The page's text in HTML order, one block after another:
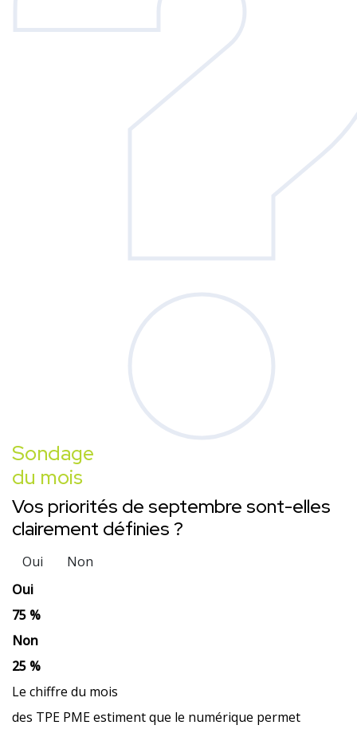
Sondage
du mois
Vos priorités de septembre sont-elles
clairement définies ?
Oui
Non
Oui
75 %
Non
25 %
Le chiffre du mois
des TPE PME estiment que le numérique permet